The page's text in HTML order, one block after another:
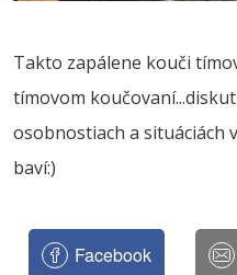
Takto zapálene kouči
tímovom
osobnostiach a situáciách
baví:)
Facebook